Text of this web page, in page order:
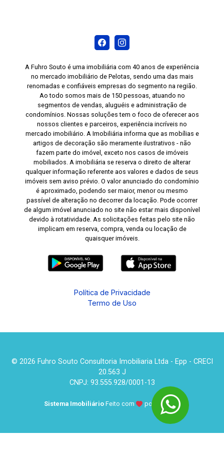
A Fuhro Souto é uma imobiliária com 40 anos de experiência
no mercado imobiliário de Pelotas, sendo uma das mais
renomadas e confiáveis empresas do segmento na região.
Ao todo somos mais de 150 pessoas, atuando no
segmentos de vendas, aluguéis e administração de
condomínios. Nossas soluções tem o foco de oferecer aos
nossos clientes e parceiros, experiência incríveis no
mercado imobiliário. A Imobiliária informa que as mobílias e
artigos de decoração são meramente ilustrativos - não
fazem parte do imóvel, exceto nos casos de imóveis
mobiliados. A imobiliária se reserva o direito de alterar
qualquer informação referente aos valores e dados de seus
imóveis sem aviso prévio. O valor anunciado do condomínio
é aproximado, podendo ser maior, menor ou mesmo
passível de alteração no decorrer da locação. Pode ocorrer
de algum imóvel anunciado no site não estar mais disponível
devido à rotatividade. As solicitações feitas pelo site não
implicam em reserva, compra, venda ou locação de
quaisquer imóveis.
Política de Privacidade
Termo de Uso
© 2026 Fuhro Souto Consultoria Imobiliaria Ltda - Epp - CRECI
20.563 J
CNPJ: 93.555.928/0001-13
Sistema Imobiliário Feito com por KUROLE